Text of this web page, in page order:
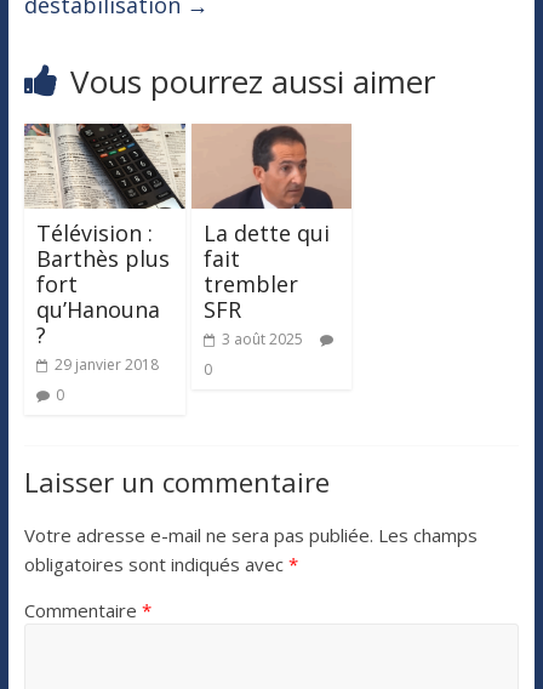
Vous pourrez aussi aimer
Télévision :
Barthès plus
fort
qu’Hanouna
?
29 janvier 2018
0
La dette qui
fait
trembler
SFR
3 août 2025
0
Laisser un commentaire
Votre adresse e-mail ne sera pas publiée. Les champs
obligatoires sont indiqués avec *
Commentaire *